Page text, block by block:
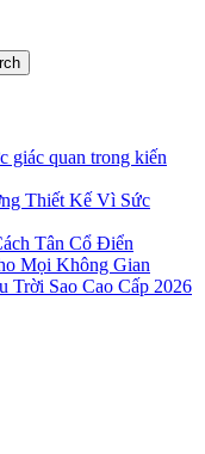
giác quan trong kiến
Thiết Kế Vì Sức
Tân Cổ Điển
Mọi Không Gian
Trời Sao Cao Cấp 2026